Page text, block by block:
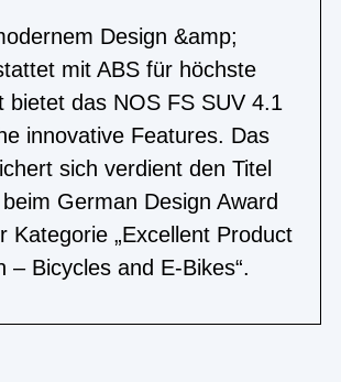
Design &amp;
mit ABS für höchste
bietet das NOS FS SUV 4.1
innovative Features. Das
sich verdient den Titel
beim German Design Award
Kategorie „Excellent Product
– Bicycles and E-Bikes“.